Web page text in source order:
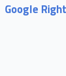
Google Right